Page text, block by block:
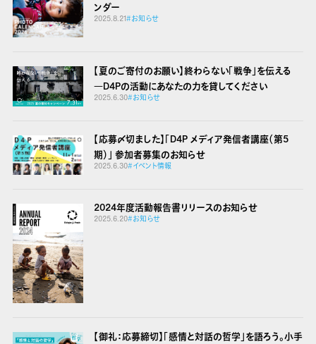
ンダー
2025.8.21#お知らせ
【夏のご寄付のお願い】終わらない「戦争」を伝える
―D4Pの活動にあなたの力を貸してください
2025.6.30#お知らせ
【応募〆切ました】「D4P メディア発信者講座（第5
期）」 参加者募集のお知らせ
2025.6.30#イベント情報
2024年度活動報告書リリースのお知らせ
2025.6.20#お知らせ
【御礼：応募締切】「感情と対話の哲学」を語ろう。小手